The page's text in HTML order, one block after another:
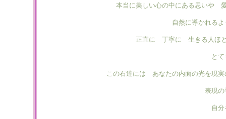
本当に美しい心の中にある思いや
自然に導かれる
正直に 丁寧に 生きる人ほ
と
この石達には あなたの内面の光を現
表現
自